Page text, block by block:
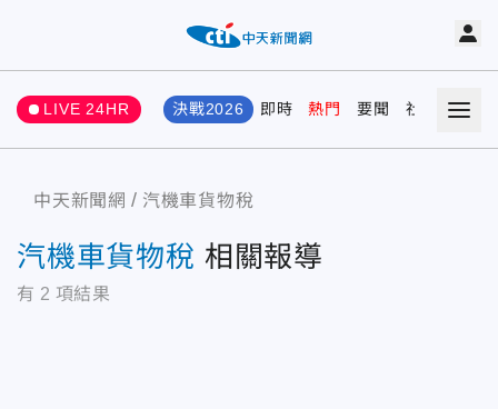
LIVE 24HR 決戰2026 即時 熱門 要聞 社會 娛樂
中天新聞網 汽機車貨物稅
汽機車貨物稅 相關報導
有 2 項結果